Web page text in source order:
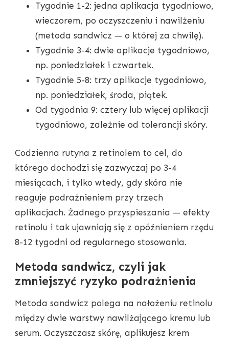
Tygodnie 1-2: jedna aplikacja tygodniowo,
wieczorem, po oczyszczeniu i nawilżeniu
(metoda sandwicz — o której za chwilę).
Tygodnie 3-4: dwie aplikacje tygodniowo,
np. poniedziałek i czwartek.
Tygodnie 5-8: trzy aplikacje tygodniowo,
np. poniedziałek, środa, piątek.
Od tygodnia 9: cztery lub więcej aplikacji
tygodniowo, zależnie od tolerancji skóry.
Codzienna rutyna z retinolem to cel, do
którego dochodzi się zazwyczaj po 3-4
miesiącach, i tylko wtedy, gdy skóra nie
reaguje podrażnieniem przy trzech
aplikacjach. Żadnego przyspieszania — efekty
retinolu i tak ujawniają się z opóźnieniem rzędu
8-12 tygodni od regularnego stosowania.
Metoda sandwicz, czyli jak
zmniejszyć ryzyko podrażnienia
Metoda sandwicz polega na nałożeniu retinolu
między dwie warstwy nawilżającego kremu lub
serum. Oczyszczasz skórę, aplikujesz krem